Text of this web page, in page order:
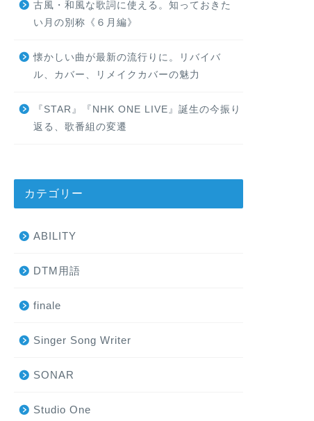
古風・和風な歌詞に使える。知っておきた
い月の別称《６月編》
懐かしい曲が最新の流行りに。リバイバ
ル、カバー、リメイクカバーの魅力
『STAR』『NHK ONE LIVE』誕生の今振り
返る、歌番組の変遷
カテゴリー
ABILITY
DTM用語
finale
Singer Song Writer
SONAR
Studio One